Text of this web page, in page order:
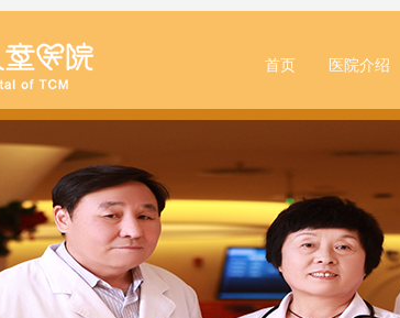
首页 医院介绍